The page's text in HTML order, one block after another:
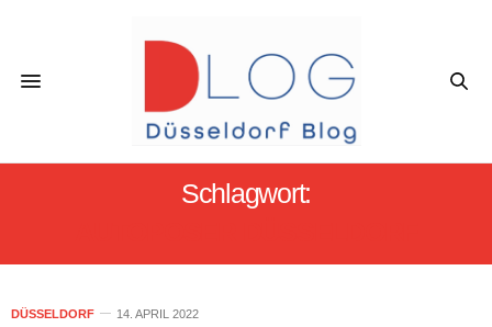
Schlagwort:
DÜSSELDORF 14. APRIL 2022